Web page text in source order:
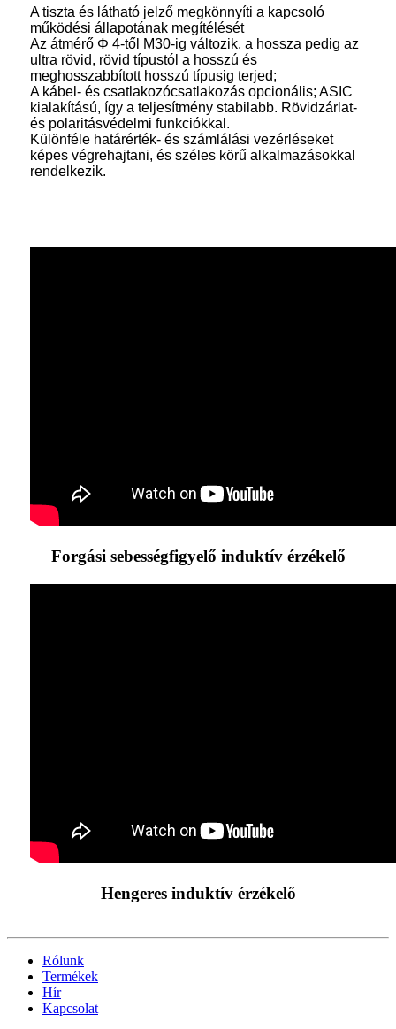
A tiszta és látható jelző megkönnyíti a kapcsoló
működési állapotának megítélését
Az átmérő Φ 4-től M30-ig változik, a hossza pedig az
ultra rövid, rövid típustól a hosszú és
meghosszabbított hosszú típusig terjed;
A kábel- és csatlakozócsatlakozás opcionális; ASIC
kialakítású, így a teljesítmény stabilabb. Rövidzárlat-
és polaritásvédelmi funkciókkal.
Különféle határérték- és számlálási vezérléseket
képes végrehajtani, és széles körű alkalmazásokkal
rendelkezik.
Forgási sebességfigyelő induktív érzékelő
Hengeres induktív érzékelő
Rólunk
Termékek
Hír
Kapcsolat